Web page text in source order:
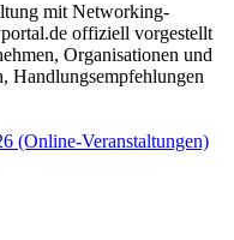
mit Networking-
offiziell vorgestellt
Organisationen und
Handlungsempfehlungen
(Online-Veranstaltungen)